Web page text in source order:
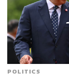
POLITICS